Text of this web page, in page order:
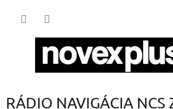
RÁDIO NAVIGÁCIA NCS